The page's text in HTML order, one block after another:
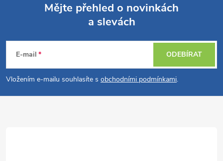
p
a
Mějte přehled o novinkách
a slevách
E-mail
Vložením e-mailu souhlasíte s obchodními podmínkami.
ODEBÍRAT